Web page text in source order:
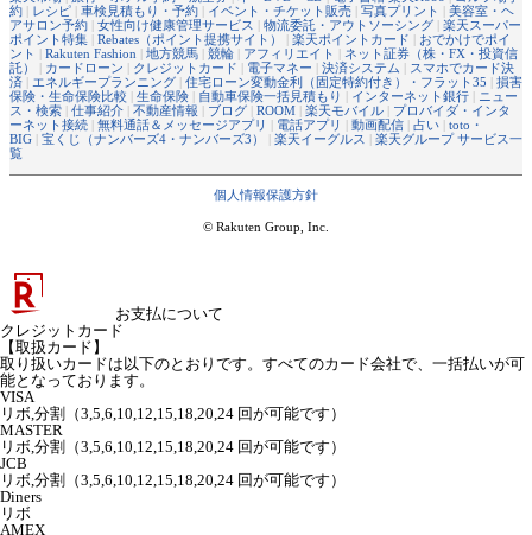
約 | レシピ | 車検見積もり・予約 | イベント・チケット販売 | 写真プリント | 美容室・ヘ
アサロン予約 | 女性向け健康管理サービス | 物流委託・アウトソーシング | 楽天スーパー
ポイント特集 | Rebates（ポイント提携サイト） | 楽天ポイントカード | おでかけでポイ
ント | Rakuten Fashion | 地方競馬 | 競輪 | アフィリエイト | ネット証券（株・FX・投資信
託）
| カードローン | クレジットカード | 電子マネー | 決済システム | スマホでカード決
済 | エネルギープランニング | 住宅ローン変動金利（固定特約付き）・フラット35 | 損害
保険・生命保険比較 | 生命保険 | 自動車保険一括見積もり | インターネット銀行 | ニュー
ス・検索 | 仕事紹介 | 不動産情報 | ブログ | ROOM | 楽天モバイル | プロバイダ・インタ
ーネット接続 | 無料通話＆メッセージアプリ | 電話アプリ | 動画配信 | 占い | toto・
BIG | 宝くじ（ナンバーズ4・ナンバーズ3） | 楽天イーグルス | 楽天グループ サービス一
覧
個人情報保護方針
© Rakuten Group, Inc.
お支払について
クレジットカード
【取扱カード】
取り扱いカードは以下のとおりです。すべてのカード会社で、一括払いが可
能となっております。
VISA
リボ,分割（3,5,6,10,12,15,18,20,24 回が可能です）
MASTER
リボ,分割（3,5,6,10,12,15,18,20,24 回が可能です）
JCB
リボ,分割（3,5,6,10,12,15,18,20,24 回が可能です）
Diners
リボ
AMEX